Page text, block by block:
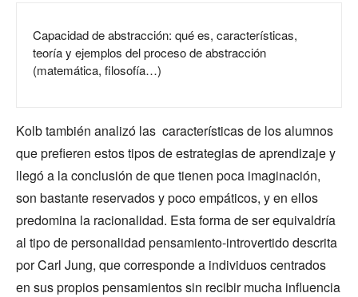
Capacidad de abstracción: qué es, características,
teoría y ejemplos del proceso de abstracción
(matemática, filosofía…)
Kolb también analizó las características de los alumnos
que prefieren estos tipos de estrategias de aprendizaje y
llegó a la conclusión de que tienen poca imaginación,
son bastante reservados y poco empáticos, y en ellos
predomina la racionalidad. Esta forma de ser equivaldría
al tipo de personalidad pensamiento-introvertido descrita
por Carl Jung, que corresponde a individuos centrados
en sus propios pensamientos sin recibir mucha influencia